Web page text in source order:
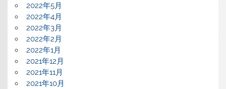
2022年5月
2022年4月
2022年3月
2022年2月
2022年1月
2021年12月
2021年11月
2021年10月